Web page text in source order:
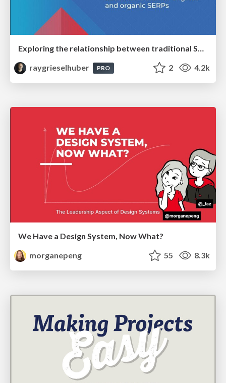
Exploring the relationship between traditional SERPs and Gen AI search
raygrieselhuber
PRO 2 4.2k
We Have a Design System, Now What?
morganepeng
55 8.3k